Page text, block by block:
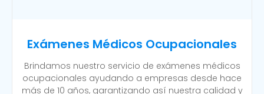
Exámenes Médicos Ocupacionales
Brindamos nuestro servicio de exámenes médicos
ocupacionales ayudando a empresas desde hace
más de 10 años, garantizando así nuestra calidad y